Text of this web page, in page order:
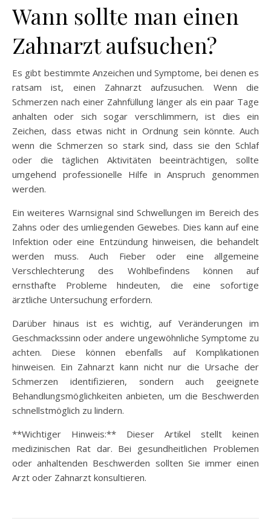
Wann sollte man einen
Zahnarzt aufsuchen?
Es gibt bestimmte Anzeichen und Symptome, bei denen es
ratsam ist, einen Zahnarzt aufzusuchen. Wenn die
Schmerzen nach einer Zahnfüllung länger als ein paar Tage
anhalten oder sich sogar verschlimmern, ist dies ein
Zeichen, dass etwas nicht in Ordnung sein könnte. Auch
wenn die Schmerzen so stark sind, dass sie den Schlaf
oder die täglichen Aktivitäten beeinträchtigen, sollte
umgehend professionelle Hilfe in Anspruch genommen
werden.
Ein weiteres Warnsignal sind Schwellungen im Bereich des
Zahns oder des umliegenden Gewebes. Dies kann auf eine
Infektion oder eine Entzündung hinweisen, die behandelt
werden muss. Auch Fieber oder eine allgemeine
Verschlechterung des Wohlbefindens können auf
ernsthafte Probleme hindeuten, die eine sofortige
ärztliche Untersuchung erfordern.
Darüber hinaus ist es wichtig, auf Veränderungen im
Geschmackssinn oder andere ungewöhnliche Symptome zu
achten. Diese können ebenfalls auf Komplikationen
hinweisen. Ein Zahnarzt kann nicht nur die Ursache der
Schmerzen identifizieren, sondern auch geeignete
Behandlungsmöglichkeiten anbieten, um die Beschwerden
schnellstmöglich zu lindern.
**Wichtiger Hinweis:** Dieser Artikel stellt keinen
medizinischen Rat dar. Bei gesundheitlichen Problemen
oder anhaltenden Beschwerden sollten Sie immer einen
Arzt oder Zahnarzt konsultieren.